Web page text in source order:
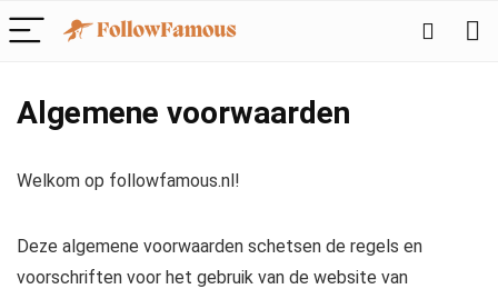
Algemene voorwaarden
Welkom op followfamous.nl!
Deze algemene voorwaarden schetsen de regels en
voorschriften voor het gebruik van de website van